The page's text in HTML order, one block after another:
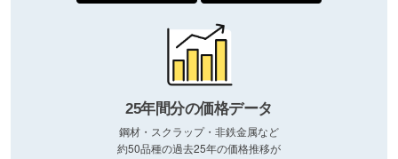
25年間分の価格データ
鋼材・スクラップ・非鉄金属など
約50品種の過去25年の価格推移が